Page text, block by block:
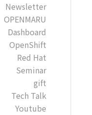
Newsletter
OPENMARU
Dashboard
OpenShift
Red Hat
Seminar
gift
Tech Talk
Youtube